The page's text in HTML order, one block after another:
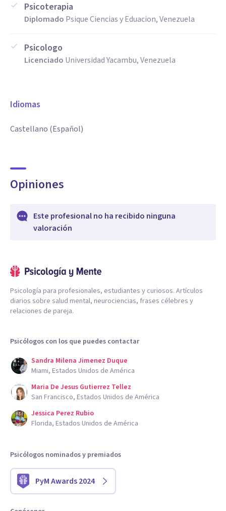
Psicoterapia
Diplomado Psique Ciencias y Eduacion, Venezuela
Psicologo
Licenciado Universidad Yacambu, Venezuela
Idiomas
Castellano (Español)
Opiniones
Este profesional no ha recibido ninguna
valoración
Psicología para profesionales, estudiantes y curiosos. Artículos
diarios sobre salud mental, neurociencias, frases célebres y
relaciones de pareja.
Psicólogos con los que puedes contactar
Sandra Milena Jimenez Duque
Miami, Estados Unidos de América
Maria De Jesus Gutierrez Tellez
San Francisco, Estados Unidos de América
Jessica Perez Rubio
Florida, Estados Unidos de América
Psicólogos nominados y premiados
PyM Awards 2024